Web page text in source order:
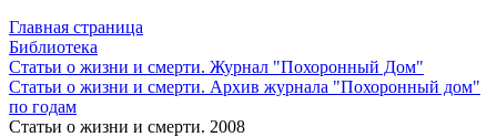
Главная страница
Библиотека
Статьи о жизни и смерти. Журнал "Похоронный Дом"
Статьи о жизни и смерти. Архив журнала "Похоронный дом"
по годам
Статьи о жизни и смерти. 2008